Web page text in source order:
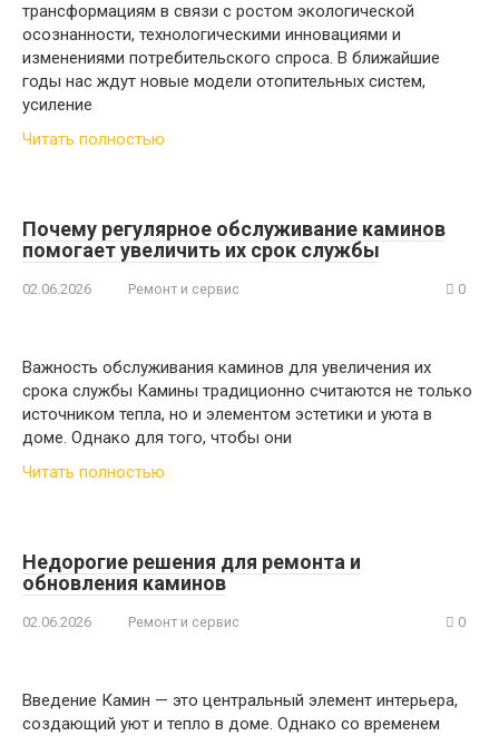
трансформациям в связи с ростом экологической
осознанности, технологическими инновациями и
изменениями потребительского спроса. В ближайшие
годы нас ждут новые модели отопительных систем,
усиление
Читать полностью
Почему регулярное обслуживание каминов
помогает увеличить их срок службы
02.06.2026 Ремонт и сервис 0
Важность обслуживания каминов для увеличения их
срока службы Камины традиционно считаются не только
источником тепла, но и элементом эстетики и уюта в
доме. Однако для того, чтобы они
Читать полностью
Недорогие решения для ремонта и
обновления каминов
02.06.2026 Ремонт и сервис 0
Введение Камин — это центральный элемент интерьера,
создающий уют и тепло в доме. Однако со временем